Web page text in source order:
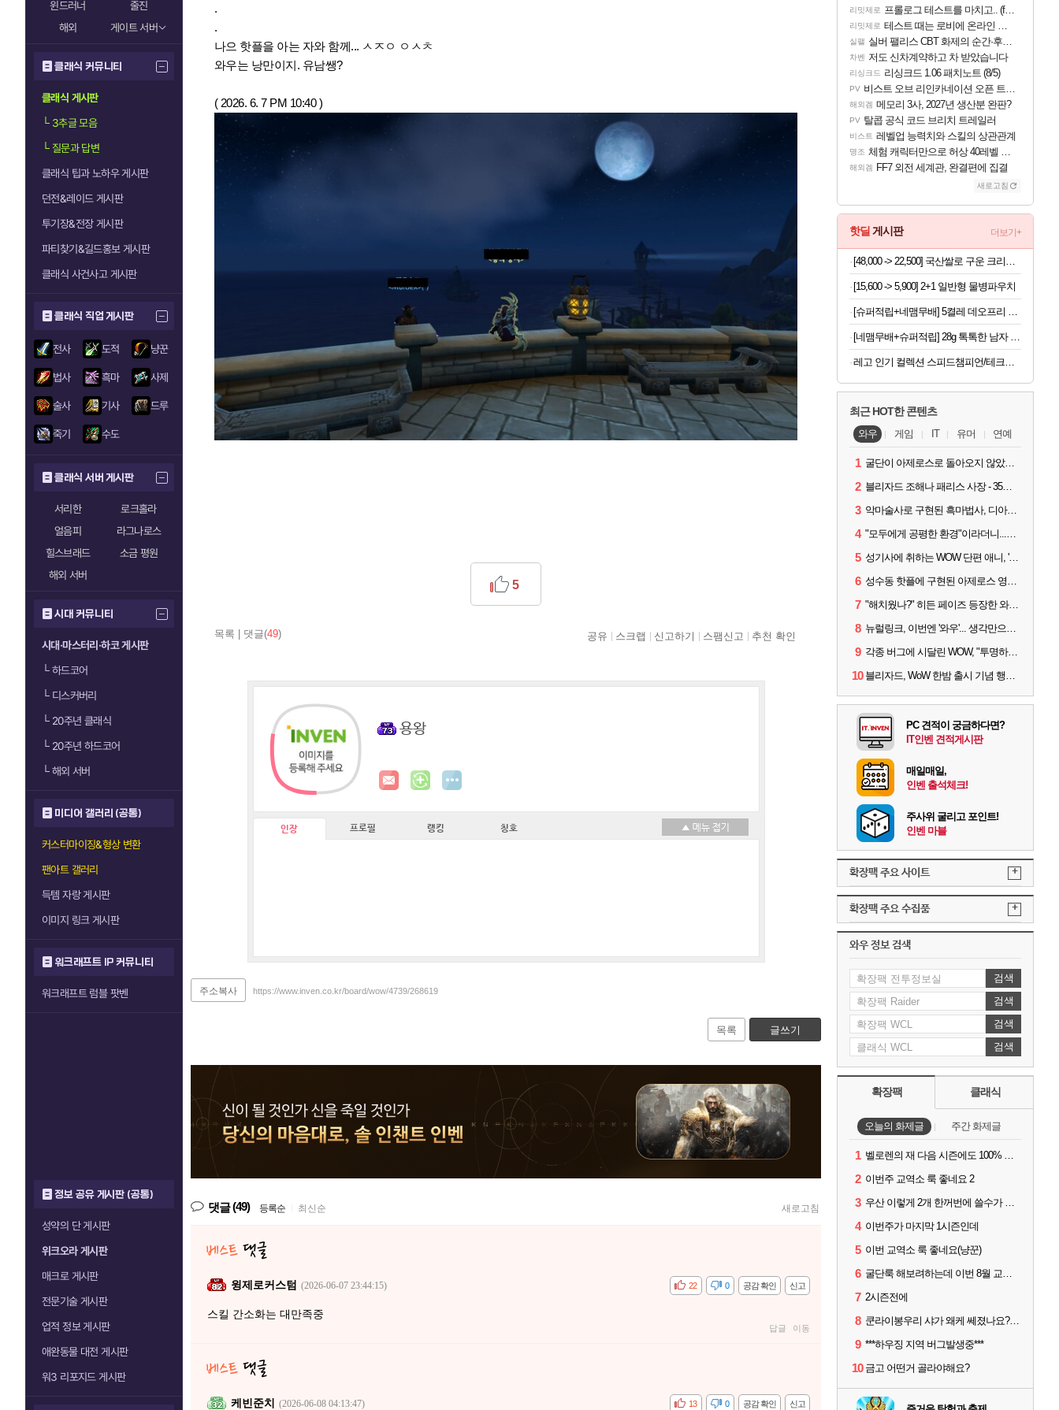
윈드러너
줄진
해외
게이트 서버
클래식 커뮤니티
클래식 게시판
└3추글 모음
└질문과 답변
클래식 팁과 노하우 게시판
던전&레이드 게시판
투기장&전장 게시판
파티찾기&길드홍보 게시판
클래식 사건사고 게시판
클래식 직업 게시판
전사 도적 냥꾼
법사 흑마 사제
술사 기사 드루
죽기 수도
클래식 서버 게시판
서리한
로크홀라
얼음피
라그나로스
힐스브래드
소금 평원
해외 서버
시대 커뮤니티
시대·마스터리·하코 게시판
└하드코어
└디스커버리
└20주년 클래식
└20주년 하드코어
└해외 서버
미디어 갤러리 (공통)
커스터마이징&형상 변환
팬아트 갤러리
득템 자랑 게시판
이미지 링크 게시판
워크래프트 IP 커뮤니티
워크래프트 럼블 팟벤
정보 공유 게시판 (공통)
성약의 단 게시판
위크오라 게시판
매크로 게시판
전문기술 게시판
업적 정보 게시판
애완동물 대전 게시판
워3 리포지드 게시판
.
.
나으 핫플을 아는 자와 함께... ㅅㅈㅇ ㅇㅅㅊ
와우는 낭만이지. 유남쌩?
( 2026. 6. 7 PM 10:40 )
목록 댓글(49)
5
공유 스크랩 신고하기 스팸신고 추천 확인
용왕
인장 프로필 랭킹 칭호
주소복사 https://www.inven.co.kr/board/wow/4739/268619
목록 글쓰기
댓글(49) 등록순 최신순 새로고침
윙제로커스텀 (2026-06-07 23:44:15) 신고
공감 확인
비공감 0
22
스킬 간소화는 대만족중
답글 이동
케빈준치 (2026-06-08 04:13:47) 신고
공감 확인
비공감 0
13
리밋제로 프롤로그 테스트를 마치고.. (feat. 리아)
리밋제로 테스트 때는 로비에 온라인 기능이 있는데
실팰 실버 팰리스 CBT 화제의 순간·후기 모음
차벤 저도 신차계약하고 차 받았습니다
리싱크드 리싱크드 1.06 패치노트 (8/5)
PV 비스트 오브 리인카네이션 오픈 트레일러
해외겜 메모리 3사, 2027년 생산분 완판?
PV 탈콥 공식 코드 브리치 트레일러
비스트 레벨업 능력치와 스킬의 상관관계
명조 체험 캐릭터만으로 허상 40레벨 하이와티아 5분 컷!｜에이메스·린네·모니에 명함
해외겜 FF7 외전 세계관, 완결편에 집결
새로고침
핫딜 게시판 더보기+
[15,600 -> 5,900] 2+1 일반형 물병파우치
레고 인기 컬렉션 스피드챔피언/테크닉/아이콘/디즈니 등
최근 HOT한 콘텐츠
와우 게임 IT 유머 연예
1 굴단이 아제로스로 돌아오지 않았다면? 와우 클래식+ 주목
2 블리자드 조해나 패리스 사장 - 35년 역사, 그리고 비전
3 악마술사로 구현된 흑마법사, 디아4 x 와우 콜라보 살펴보기
4 "모두에게 공평한 환경"이라더니...여전히 살아있는 애드온
5 성기사에 취하는 WOW 단편 애니, '신성한 모든 것'
6 성수동 핫플에 구현된 아제로스 영웅들의 안식처, WoW 홈스윗홈
7 "해치웠나?" 히든 페이즈 등장한 와우 '한밤', 세계 최초 킬은 '팀 리퀴드'
8 뉴럴링크, 이번엔 '와우'... 생각만으로 게임하는 시대 성큼
9 각종 버그에 시달린 WOW, "투명하고 신속한 소통과 대응 약속"
10 블리자드, WoW 한밤 출시 기념 행사 '홈스윗홈' 28일 개최
PC 견적이 궁금하다면?
IT인벤 견적게시판
매일매일,
인벤 출석체크!
주사위 굴리고 포인트!
인벤 마블
확장팩 주요 사이트 +
확장팩 주요 수집품 +
와우 정보 검색
검색
검색
검색
검색
확장팩 클래식
오늘의 화제글 주간 화제글
1 벨로렌의 재 다음 시즌에도 100% 드랍이죠??
2 이번주 교역소 룩 좋네요 2
3 우산 이렇게 2개 한꺼번에 쓸수가 있네요
4 이번주가 마지막 1시즌인데
5 이번 교역소 룩 좋네요(냥꾼)
6 굴단룩 해보려하는데 이번 8월 교역소 칠흙 두건 질문드립니다
7 2시즌전에
8 쿤라이봉우리 샤가 왜케 쎄졌나요? ㅋㅋㅋ
9 ***하우징 지역 버그발생중***
10 금고 어떤거 골라야해요?